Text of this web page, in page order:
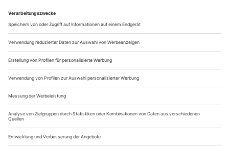
berühmten Berliner Orchesters und hat nebenbei, als
Schülerin Leonard Bernsteins souverän zwischen E und U
unterwegs, noch den Grand Slam der
Unterhaltung gewonnen, Emmy und Grammy, Oscar und...
Scharf ausgeleuchtete Zuversicht
Unter der neuen Intendanz von Simone Sterr ist das Stadttheater
Gießen in die Spielzeit gestartet – und widmet sich zeitgenössischen
Stoffen, die drängende Fragen energisch ins Spiel bringen
Architektonisch wirkt das Stadttheater Gießen wie ein